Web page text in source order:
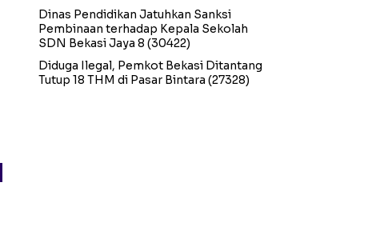
Dinas Pendidikan Jatuhkan Sanksi
Pembinaan terhadap Kepala Sekolah
SDN Bekasi Jaya 8 (30422)
Diduga Ilegal, Pemkot Bekasi Ditantang
Tutup 18 THM di Pasar Bintara (27328)